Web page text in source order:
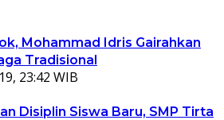
Mohammad Idris Gairahkan
Tradisional
23:42 WIB
Disiplin Siswa Baru, SMP Tirta